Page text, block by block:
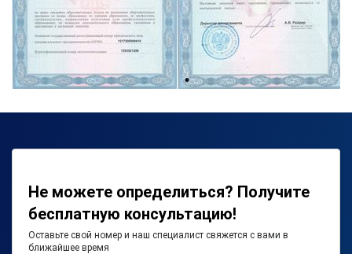
Не можете определиться? Получите
бесплатную консультацию!
Оставьте свой номер и наш специалист свяжется с вами в
ближайшее время